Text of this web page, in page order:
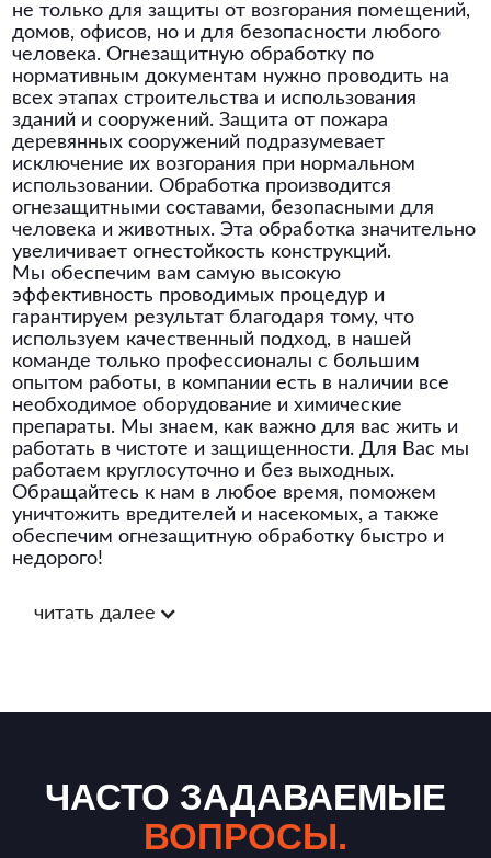
не только для защиты от возгорания помещений,
домов, офисов, но и для безопасности любого
человека. Огнезащитную обработку по
нормативным документам нужно проводить на
всех этапах строительства и использования
зданий и сооружений. Защита от пожара
деревянных сооружений подразумевает
исключение их возгорания при нормальном
использовании. Обработка производится
огнезащитными составами, безопасными для
человека и животных. Эта обработка значительно
увеличивает огнестойкость конструкций.
Мы обеспечим вам самую высокую
эффективность проводимых процедур и
гарантируем результат благодаря тому, что
используем качественный подход, в нашей
команде только профессионалы с большим
опытом работы, в компании есть в наличии все
необходимое оборудование и химические
препараты. Мы знаем, как важно для вас жить и
работать в чистоте и защищенности. Для Вас мы
работаем круглосуточно и без выходных.
Обращайтесь к нам в любое время, поможем
уничтожить вредителей и насекомых, а также
обеспечим огнезащитную обработку быстро и
недорого!
читать далее
ЧАСТО ЗАДАВАЕМЫЕ
ВОПРОСЫ.